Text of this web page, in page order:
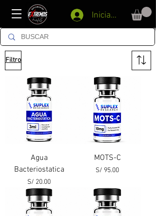
Iniciar sesión
Filtro
Agua
Bacteriostatica
Precio
S/ 20.00
MOTS-C
Precio
S/ 95.00